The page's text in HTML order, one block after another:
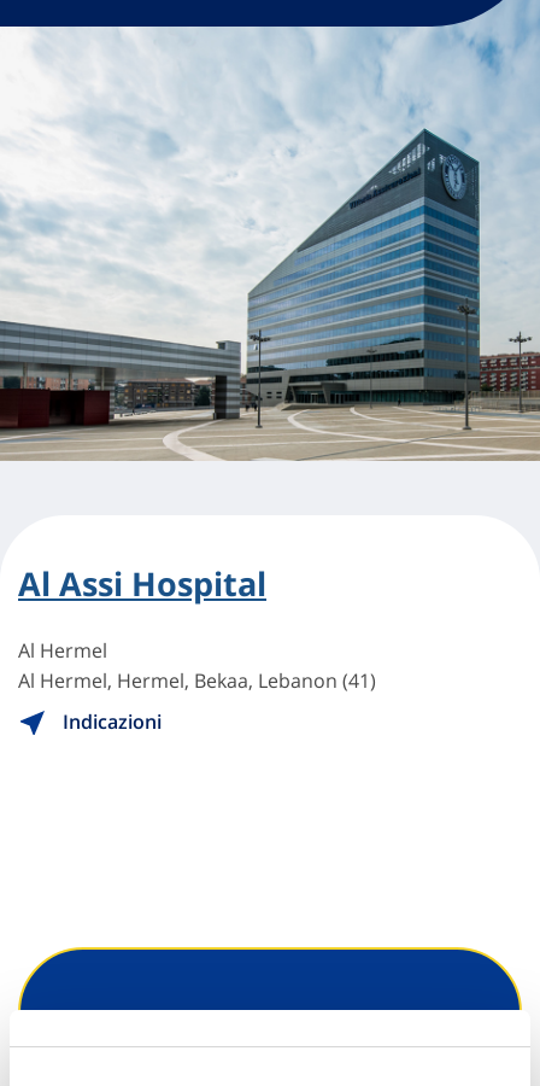
Al Assi Hospital
Al Hermel
Al Hermel, Hermel, Bekaa, Lebanon (41)
Indicazioni